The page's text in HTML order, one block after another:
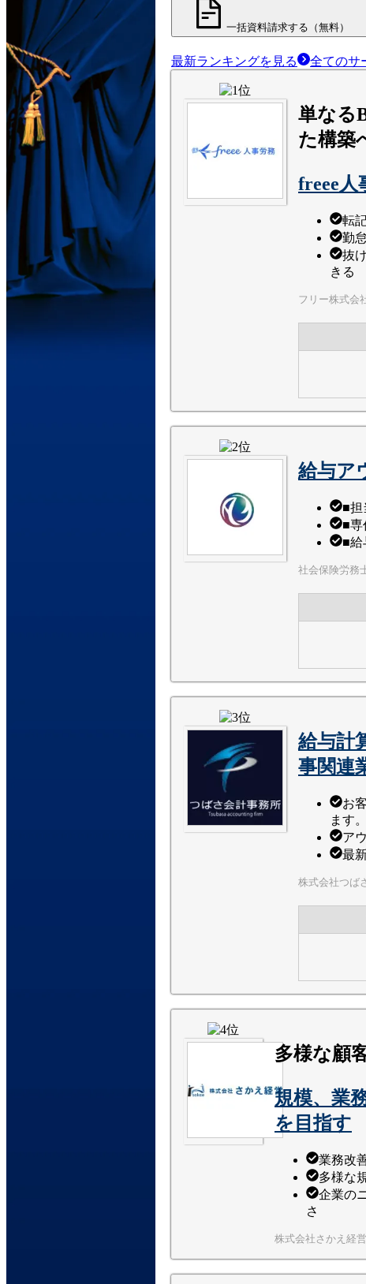
一括資料請求する（無料）
最新ランキングを見る 全てのサ
単なる
た構築
freee人
転
勤
抜
きる
フリー株式会
給与ア
■担
■専
■給
社会保険労務
給与計
事関連
お
ます。
ア
最
株式会社つば
多様な顧
規模、業
を目指す
業務改
多様な
企業の
さ
株式会社さかえ経営